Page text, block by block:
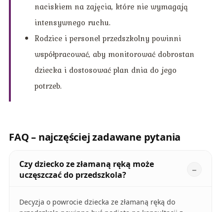
naciskiem na zajęcia, które nie wymagają
intensywnego ruchu.
Rodzice i personel przedszkolny powinni
współpracować, aby monitorować dobrostan
dziecka i dostosować plan dnia do jego
potrzeb.
FAQ – najczęściej zadawane pytania
Czy dziecko ze złamaną ręką może
uczęszczać do przedszkola?
Decyzja o powrocie dziecka ze złamaną ręką do